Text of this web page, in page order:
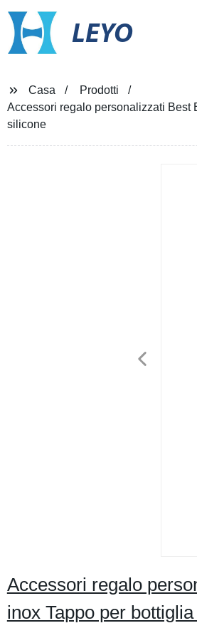
LEYO
Casa
Prodotti
Accessori regalo personalizzati Best
silicone
Accessori regalo
inox Tappo per